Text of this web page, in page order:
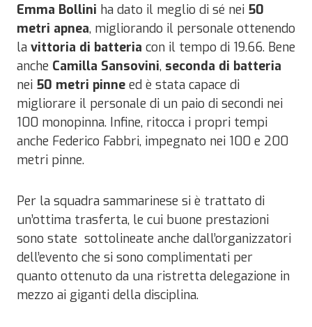
Emma Bollini ha dato il meglio di sé nei 50
metri apnea, migliorando il personale ottenendo
la vittoria di batteria con il tempo di 19.66. Bene
anche Camilla Sansovini, seconda di batteria
nei 50 metri pinne ed è stata capace di
migliorare il personale di un paio di secondi nei
100 monopinna. Infine, ritocca i propri tempi
anche Federico Fabbri, impegnato nei 100 e 200
metri pinne.
Per la squadra sammarinese si è trattato di
un’ottima trasferta, le cui buone prestazioni
sono state sottolineate anche dall’organizzatori
dell’evento che si sono complimentati per
quanto ottenuto da una ristretta delegazione in
mezzo ai giganti della disciplina.